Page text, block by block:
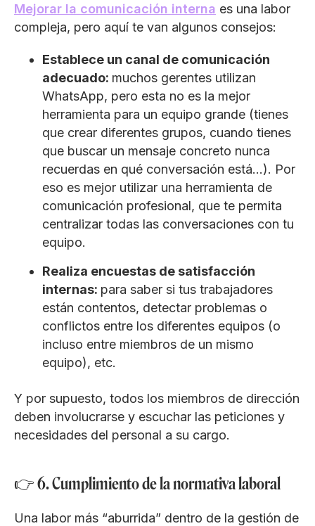
Mejorar la comunicación interna es una labor
compleja, pero aquí te van algunos consejos:
Establece un canal de comunicación
adecuado: muchos gerentes utilizan
WhatsApp, pero esta no es la mejor
herramienta para un equipo grande (tienes
que crear diferentes grupos, cuando tienes
que buscar un mensaje concreto nunca
recuerdas en qué conversación está…). Por
eso es mejor utilizar una herramienta de
comunicación profesional, que te permita
centralizar todas las conversaciones con tu
equipo.
Realiza encuestas de satisfacción
internas: para saber si tus trabajadores
están contentos, detectar problemas o
conflictos entre los diferentes equipos (o
incluso entre miembros de un mismo
equipo), etc.
Y por supuesto, todos los miembros de dirección
deben involucrarse y escuchar las peticiones y
necesidades del personal a su cargo.
👉 6. Cumplimiento de la normativa laboral
Una labor más “aburrida” dentro de la gestión de